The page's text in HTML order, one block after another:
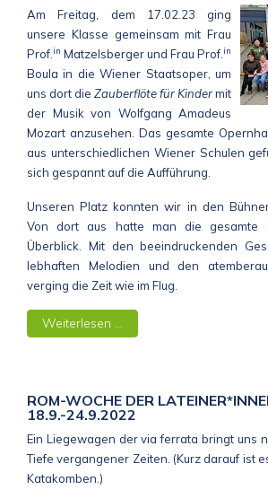
Am Freitag, dem 17.02.23 ging
unsere Klasse gemeinsam mit Frau
Prof. in Matzelsberger und Frau Prof. in
Boula in die Wiener Staatsoper, um
uns dort die Zauberflöte für Kindermit
der Musik von Wolfgang Amadeus
Mozart anzusehen. Das gesamte
aus unterschiedlichen Wiener Schulen
sich gespannt auf die Aufführung.
Unseren Platz konnten wir in den
Von dort aus hatte man die gesamte
Überblick. Mit den beeindruckenden
lebhaften Melodien und den
verging die Zeit wie im Flug.
Weiterlesen …
ROM-WOCHE DER
18.9.-24.9.2022
Ein Liegewagen der via ferrata bringt uns
Tiefe vergangener Zeiten. (Kurz darauf ist
Katakomben.)